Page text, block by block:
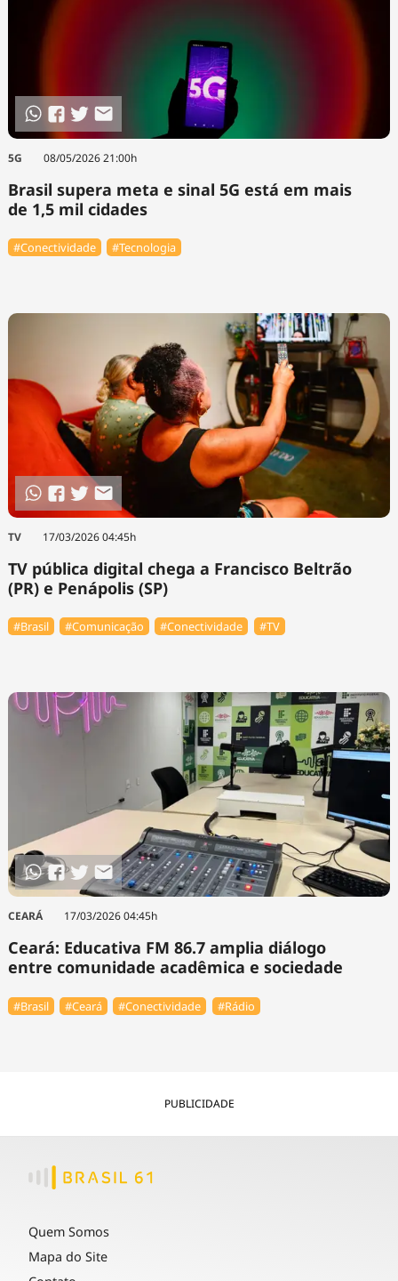
5G 08/05/2026 21:00h
Brasil supera meta e sinal 5G está em mais
de 1,5 mil cidades
#Conectividade #Tecnologia
TV 17/03/2026 04:45h
TV pública digital chega a Francisco Beltrão
(PR) e Penápolis (SP)
#Brasil #Comunicação #Conectividade #TV
CEARÁ 17/03/2026 04:45h
Ceará: Educativa FM 86.7 amplia diálogo
entre comunidade acadêmica e sociedade
#Brasil #Ceará #Conectividade #Rádio
PUBLICIDADE
Quem Somos
Mapa do Site